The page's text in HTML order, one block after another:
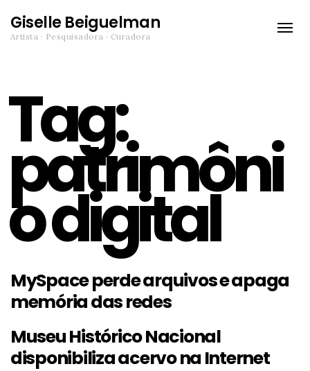
Giselle Beiguelman
Artista · Pesquisadora · Curadora
Toggle
Tag:
patrimôni
o digital
MySpace perde arquivos e apaga
memória das redes
Museu Histórico Nacional
disponibiliza acervo na Internet